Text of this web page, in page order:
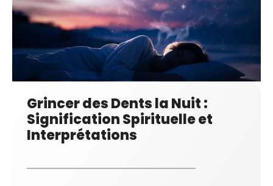
Grincer des Dents la Nuit :
Signification Spirituelle et
Interprétations